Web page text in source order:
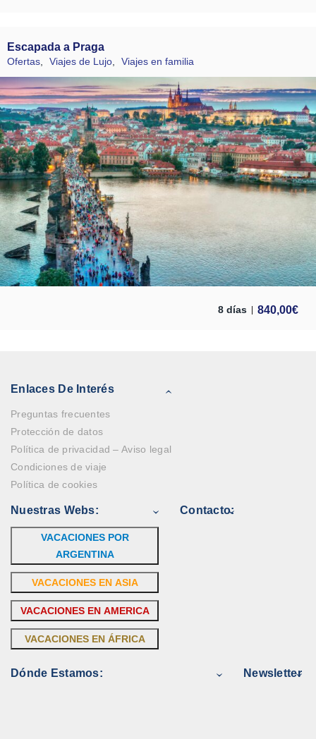
Escapada a Praga
Ofertas, Viajes de Lujo, Viajes en familia
8 días 840,00€
Enlaces De Interés
Preguntas frecuentes
Protección de datos
Política de privacidad – Aviso legal
Condiciones de viaje
Política de cookies
Nuestras Webs:
VACACIONES POR
ARGENTINA
VACACIONES EN ASIA
VACACIONES EN AMERICA
VACACIONES EN ÁFRICA
Contacto:
Dónde Estamos: Newsletter